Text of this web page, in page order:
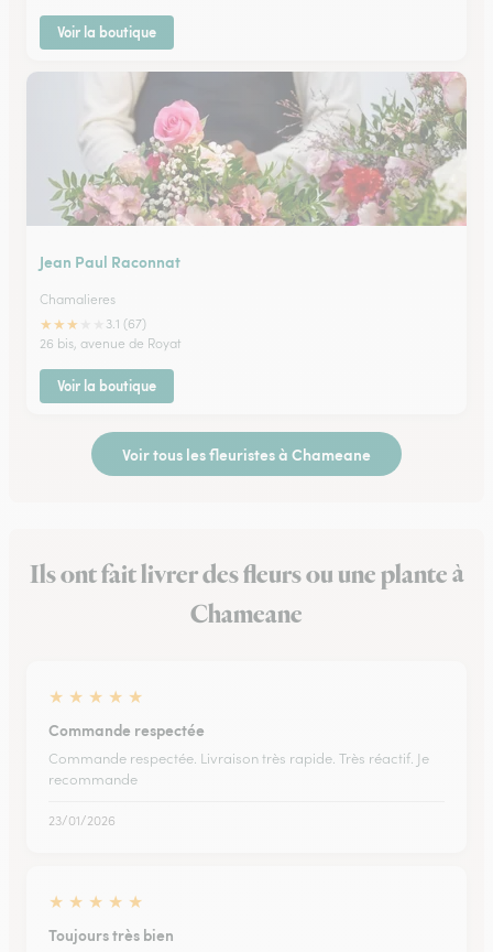
Voir la boutique
Jean Paul Raconnat
Chamalieres
★★★
3.1 (67)
26 bis, avenue de Royat
Voir la boutique
Voir tous les fleuristes à Chameane
Ils ont fait livrer des fleurs ou une plante à
Chameane
★ ★ ★ ★ ★
Commande respectée
Commande respectée. Livraison très rapide. Très réactif. Je
recommande
23/01/2026
★ ★ ★ ★ ★
Toujours très bien